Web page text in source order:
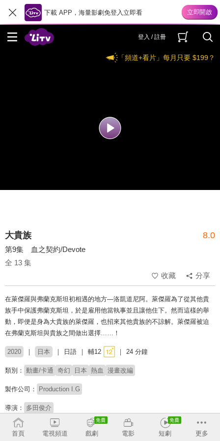
下載 APP，海量影劇免登入立即看
登入 / 註冊
「頻道+看片」每月只要 $199？
大貴族 8.0
第9集 血之契約/Devote
全 13 集
收藏
分享
在萊傑羅與弗蘭克斯坦初相遇的地方—洛凱道尼阿。萊傑羅為了從其他貴
族手中保護弗蘭克斯坦，於是雇用他當執事並且讓他住下。然而這樣的舉
動，即便是身為大貴族的萊傑羅，也招來其他貴族的不諒解。萊傑羅被迫
在弗蘭克斯坦與貴族之間做出選擇……！
2020 日本 日語 輔12 24 分鐘
類別： 動畫/卡通 奇幻 日本 熱血 漫畫改編
製作公司： Production I.G
導演： 多田俊介
配音： 新垣樽助 平川大輔 大西弘祐 岩崎諒太
浜田洋平
首頁
電視頻道 戲劇 電影 短劇 更多